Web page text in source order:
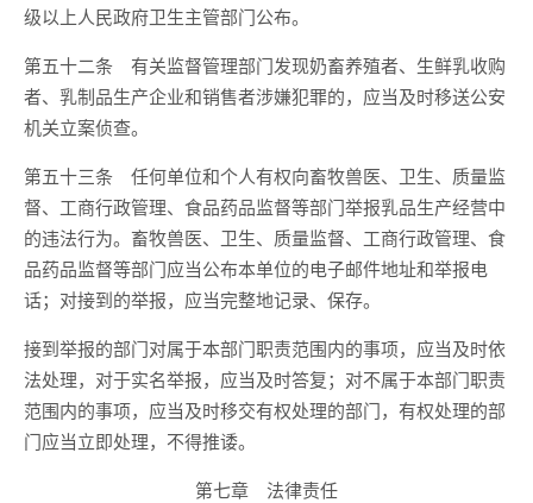
级以上人民政府卫生主管部门公布。
第五十二条 有关监督管理部门发现奶畜养殖者、生鲜乳收购
者、乳制品生产企业和销售者涉嫌犯罪的，应当及时移送公安
机关立案侦查。
第五十三条 任何单位和个人有权向畜牧兽医、卫生、质量监
督、工商行政管理、食品药品监督等部门举报乳品生产经营中
的违法行为。畜牧兽医、卫生、质量监督、工商行政管理、食
品药品监督等部门应当公布本单位的电子邮件地址和举报电
话；对接到的举报，应当完整地记录、保存。
接到举报的部门对属于本部门职责范围内的事项，应当及时依
法处理，对于实名举报，应当及时答复；对不属于本部门职责
范围内的事项，应当及时移交有权处理的部门，有权处理的部
门应当立即处理，不得推诿。
第七章 法律责任